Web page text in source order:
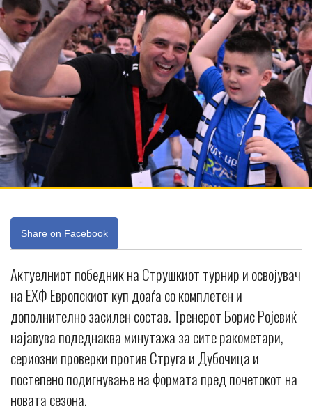
Share on Facebook
Актуелниот победник на Струшкиот турнир и освојувач
на ЕХФ Европскиот куп доаѓа со комплетен и
дополнително засилен состав. Тренерот Борис Ројевиќ
најавува подеднаква минутажа за сите ракометари,
сериозни проверки против Струга и Дубочица и
постепено подигнување на формата пред почетокот на
новата сезона.